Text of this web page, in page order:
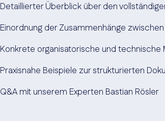
Detaillierter Überblick über den
Einordnung der Zusammenhänge
Konkrete organisatorische und
Praxisnahe Beispiele zur strukturierten
Q&A mit unserem Experten Bastian Rösler